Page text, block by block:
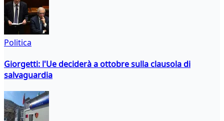
Politica
Giorgetti: l'Ue deciderà a ottobre sulla clausola di
salvaguardia